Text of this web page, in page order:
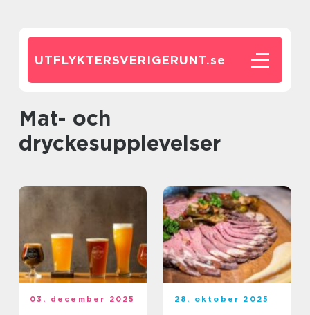
UTFLYKTERSVERIGERUNT.se
Mat- och
dryckesupplevelser
03. december 2025 28. oktober 2025